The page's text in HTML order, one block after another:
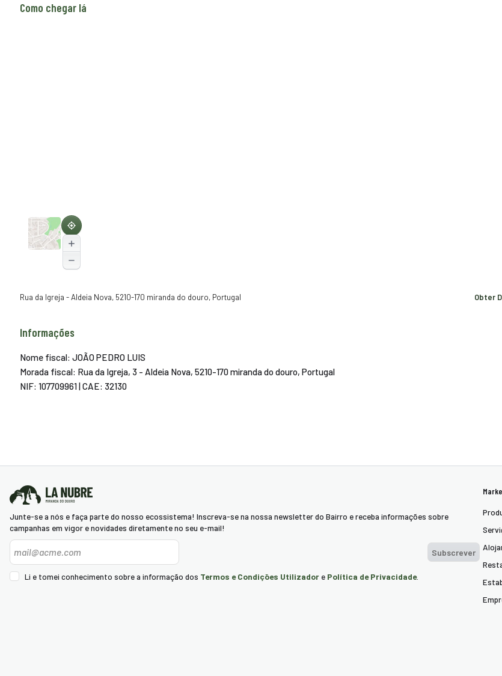
Como chegar lá
Rua da Igreja - Aldeia Nova, 5210-170 miranda do douro, Portugal Obter
Informações
Nome fiscal: JOÃO PEDRO LUIS
Morada fiscal: Rua da Igreja, 3 - Aldeia Nova, 5210-170 miranda do douro, Portugal
NIF: 107709961 | CAE: 32130
Junte-se a nós e faça parte do nosso ecossistema! Inscreva-se na nossa newsletter do Bairro e receba informações sobre
campanhas em vigor e novidades diretamente no seu e-mail!
Subscrever
Li e tomei conhecimento sobre a informação dos Termos e Condições Utilizador e Política de Privacidade.